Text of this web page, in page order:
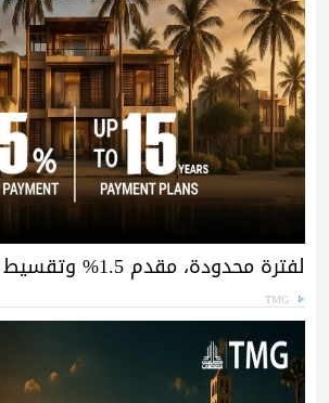
لفترة محدودة، مقدم 1.5% وتقسيط حتى 15 سنة
TMG